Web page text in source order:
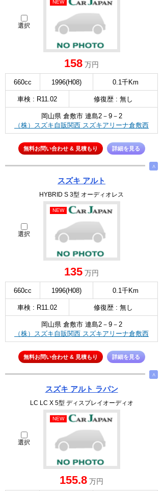
選択
NEW
158 万円
660cc 1996(H08) 0.1千Km
車検 : R11.02 修復歴 : 無し
岡山県 倉敷市 連島2－9－2
（株）スズキ自販関西 スズキアリーナ倉敷西
無料お問い合わせ & 見積もり 詳細を見る
∧
スズキ アルト
HYBRID S 3型 オーディオレス
選択
NEW
135 万円
660cc 1996(H08) 0.1千Km
車検 : R11.02 修復歴 : 無し
岡山県 倉敷市 連島2－9－2
（株）スズキ自販関西 スズキアリーナ倉敷西
無料お問い合わせ & 見積もり 詳細を見る
∧
スズキ アルト ラパン
LC LC X 5型 ディスプレイオーディオ
選択
NEW
155.8 万円